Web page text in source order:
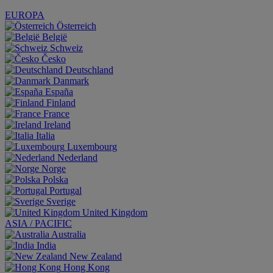
EUROPA
Österreich
België
Schweiz
Česko
Deutschland
Danmark
España
Finland
France
Ireland
Italia
Luxembourg
Nederland
Norge
Polska
Portugal
Sverige
United Kingdom
ASIA / PACIFIC
Australia
India
New Zealand
Hong Kong